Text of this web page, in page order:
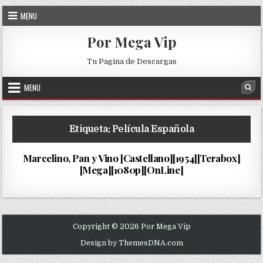
Skip to content
MENU
Por Mega Vip
Tu Pagina de Descargas
MENU
Etiqueta: Película Española
PUBLISHED DATE:
17/10/2024
Marcelino, Pan y Vino [Castellano][1954][Terabox]
[Mega][1080p][OnLine]
Copyright © 2026 Por Mega Vip
Design by ThemesDNA.com